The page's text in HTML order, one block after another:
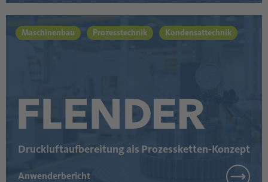
Maschinenbau Prozesstechnik Kondensattechnik
Druckluftaufbereitung als Prozessketten-Konzept
Anwenderbericht